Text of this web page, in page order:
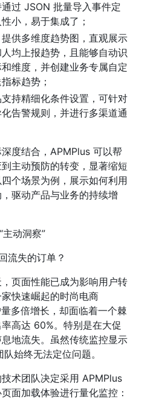
过 JSON 批量导入事件定
小，易于集成了；
供多维度趋势图，直观展示
均上报趋势，且能够自动识
维度，并创建业务专属自定
标趋势；
持精细化条件设置，可针对
告警规则，并进行多渠道通
度结合，APMPlus 可以帮
主动预防的转变，显著缩短
个场景为例，展示如何利用
驱动产品与业务的持续增
主动洞察”
失的订单？
页面性能已成为影响用户转
快速崛起的时尚电商
多倍增长，却面临着一个棘
高达 60%。特别是在大促
地流失。虽然传统监控显示
始终无法定位问题。
术团队决定采用 APMPlus
面加载体验进行量化监控：